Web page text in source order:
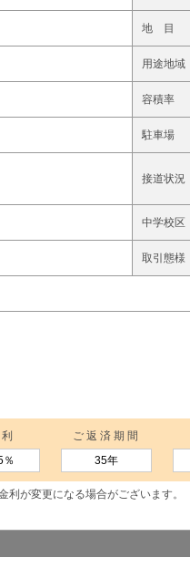
地 目
用途地域
容積率
駐車場
接道状況
中学校区
取引態様
％
ご返済期間
35年
が変更になる場合がございます。